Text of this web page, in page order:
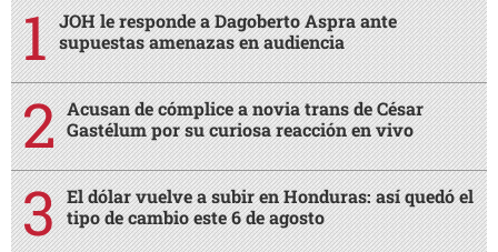
JOH le responde a Dagoberto Aspra ante
supuestas amenazas en audiencia
Acusan de cómplice a novia trans de César
Gastélum por su curiosa reacción en vivo
El dólar vuelve a subir en Honduras: así quedó el
tipo de cambio este 6 de agosto